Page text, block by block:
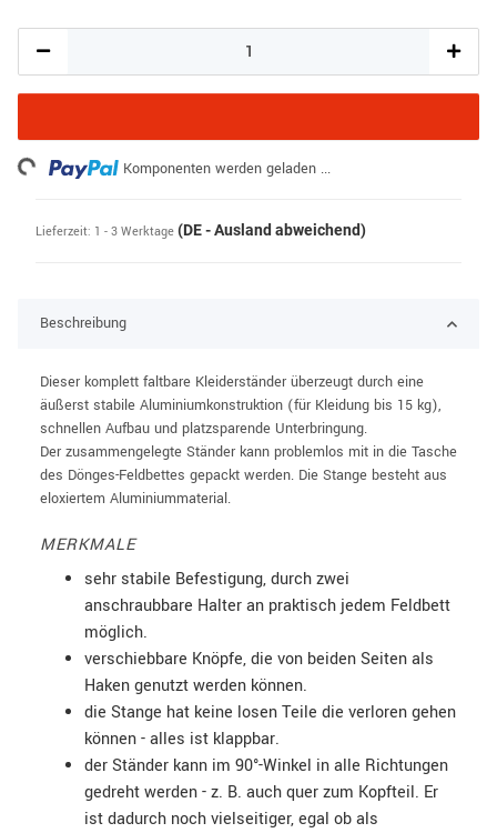
Komponenten werden geladen ...
Lieferzeit: 1 - 3 Werktage (DE - Ausland abweichend)
Beschreibung
Dieser komplett faltbare Kleiderständer überzeugt durch eine
äußerst stabile Aluminiumkonstruktion (für Kleidung bis 15 kg),
schnellen Aufbau und platzsparende Unterbringung.
Der zusammengelegte Ständer kann problemlos mit in die Tasche
des Dönges-Feldbettes gepackt werden. Die Stange besteht aus
eloxiertem Aluminiummaterial.
MERKMALE
sehr stabile Befestigung, durch zwei
anschraubbare Halter an praktisch jedem Feldbett
möglich.
verschiebbare Knöpfe, die von beiden Seiten als
Haken genutzt werden können.
die Stange hat keine losen Teile die verloren gehen
können - alles ist klappbar.
der Ständer kann im 90°-Winkel in alle Richtungen
gedreht werden - z. B. auch quer zum Kopfteil. Er
ist dadurch noch vielseitiger, egal ob als